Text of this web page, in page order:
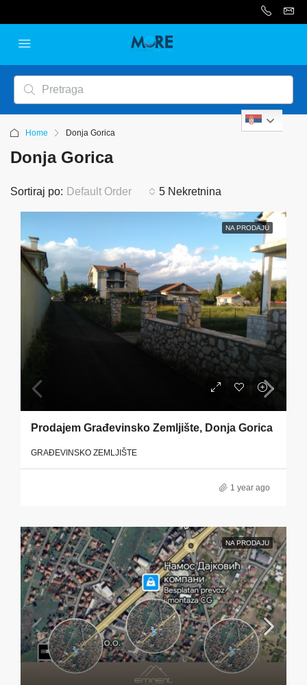
Home Donja Gorica
Donja Gorica
5 Nekretnina
Sortiraj po: Default Order
NA PRODAJU
Prodajem Građevinsko Zemljište, Donja Gorica
GRAĐEVINSKO ZEMLJIŠTE
1 year ago
NA PRODAJU
Serbian